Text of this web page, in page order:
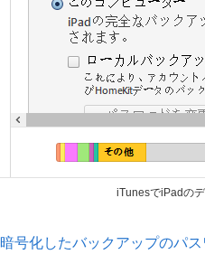
iTunesでiPadの
暗号化したバックアップのパ